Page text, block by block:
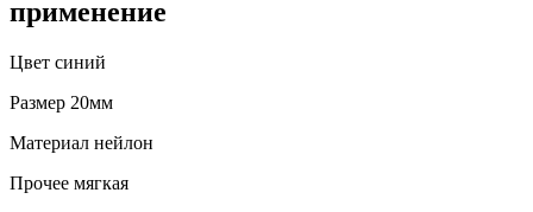
применение
Цвет синий
Размер 20мм
Материал нейлон
Прочее мягкая